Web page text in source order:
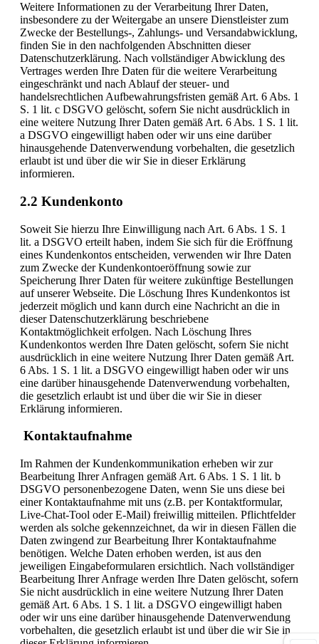
Weitere Informationen zu der Verarbeitung Ihrer Daten,
insbesondere zu der Weitergabe an unsere Dienstleister zum
Zwecke der Bestellungs-, Zahlungs- und Versandabwicklung,
finden Sie in den nachfolgenden Abschnitten dieser
Datenschutzerklärung. Nach vollständiger Abwicklung des
Vertrages werden Ihre Daten für die weitere Verarbeitung
eingeschränkt und nach Ablauf der steuer- und
handelsrechtlichen Aufbewahrungsfristen gemäß Art. 6 Abs. 1
S. 1 lit. c DSGVO gelöscht, sofern Sie nicht ausdrücklich in
eine weitere Nutzung Ihrer Daten gemäß Art. 6 Abs. 1 S. 1 lit.
a DSGVO eingewilligt haben oder wir uns eine darüber
hinausgehende Datenverwendung vorbehalten, die gesetzlich
erlaubt ist und über die wir Sie in dieser Erklärung
informieren.
2.2 Kundenkonto
Soweit Sie hierzu Ihre Einwilligung nach Art. 6 Abs. 1 S. 1
lit. a DSGVO erteilt haben, indem Sie sich für die Eröffnung
eines Kundenkontos entscheiden, verwenden wir Ihre Daten
zum Zwecke der Kundenkontoeröffnung sowie zur
Speicherung Ihrer Daten für weitere zukünftige Bestellungen
auf unserer Webseite. Die Löschung Ihres Kundenkontos ist
jederzeit möglich und kann durch eine Nachricht an die in
dieser Datenschutzerklärung beschriebene
Kontaktmöglichkeit erfolgen. Nach Löschung Ihres
Kundenkontos werden Ihre Daten gelöscht, sofern Sie nicht
ausdrücklich in eine weitere Nutzung Ihrer Daten gemäß Art.
6 Abs. 1 S. 1 lit. a DSGVO eingewilligt haben oder wir uns
eine darüber hinausgehende Datenverwendung vorbehalten,
die gesetzlich erlaubt ist und über die wir Sie in dieser
Erklärung informieren.
Kontaktaufnahme
Im Rahmen der Kundenkommunikation erheben wir zur
Bearbeitung Ihrer Anfragen gemäß Art. 6 Abs. 1 S. 1 lit. b
DSGVO personenbezogene Daten, wenn Sie uns diese bei
einer Kontaktaufnahme mit uns (z.B. per Kontaktformular,
Live-Chat-Tool oder E-Mail) freiwillig mitteilen. Pflichtfelder
werden als solche gekennzeichnet, da wir in diesen Fällen die
Daten zwingend zur Bearbeitung Ihrer Kontaktaufnahme
benötigen. Welche Daten erhoben werden, ist aus den
jeweiligen Eingabeformularen ersichtlich. Nach vollständiger
Bearbeitung Ihrer Anfrage werden Ihre Daten gelöscht, sofern
Sie nicht ausdrücklich in eine weitere Nutzung Ihrer Daten
gemäß Art. 6 Abs. 1 S. 1 lit. a DSGVO eingewilligt haben
oder wir uns eine darüber hinausgehende Datenverwendung
vorbehalten, die gesetzlich erlaubt ist und über die wir Sie in